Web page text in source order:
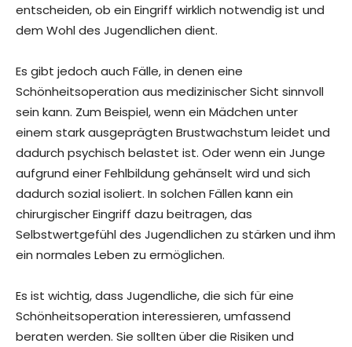
entscheiden, ob ein Eingriff wirklich notwendig ist und
dem Wohl des Jugendlichen dient.
Es gibt jedoch auch Fälle, in denen eine
Schönheitsoperation aus medizinischer Sicht sinnvoll
sein kann. Zum Beispiel, wenn ein Mädchen unter
einem stark ausgeprägten Brustwachstum leidet und
dadurch psychisch belastet ist. Oder wenn ein Junge
aufgrund einer Fehlbildung gehänselt wird und sich
dadurch sozial isoliert. In solchen Fällen kann ein
chirurgischer Eingriff dazu beitragen, das
Selbstwertgefühl des Jugendlichen zu stärken und ihm
ein normales Leben zu ermöglichen.
Es ist wichtig, dass Jugendliche, die sich für eine
Schönheitsoperation interessieren, umfassend
beraten werden. Sie sollten über die Risiken und